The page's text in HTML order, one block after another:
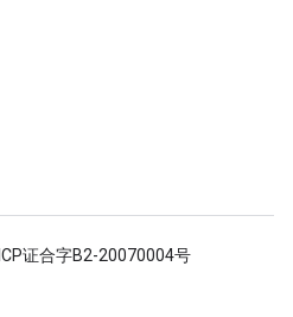
ICP证合字B2-20070004号